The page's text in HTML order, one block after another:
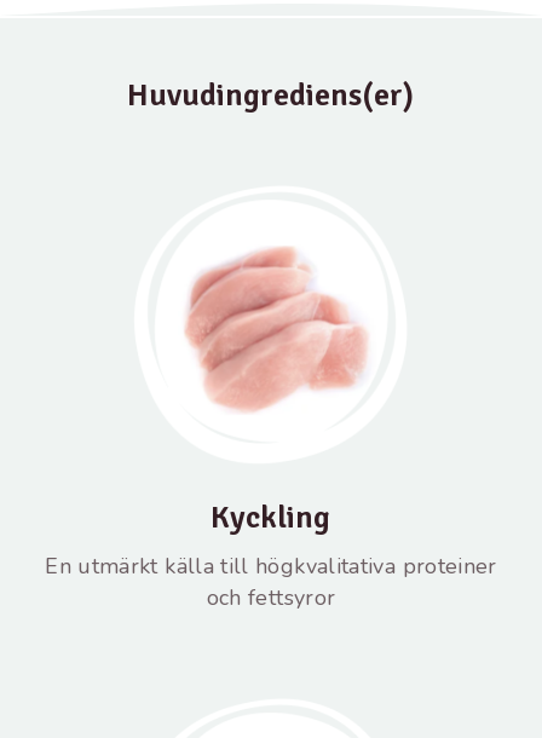
Huvudingrediens(er)
Kyckling
En utmärkt källa till högkvalitativa proteiner
och fettsyror